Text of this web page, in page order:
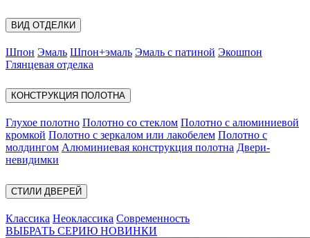
ВИД ОТДЕЛКИ
Шпон Эмаль Шпон+эмаль Эмаль с патиной Экошпон
Глянцевая отделка
КОНСТРУКЦИЯ ПОЛОТНА
Глухое полотно Полотно со стеклом Полотно с алюминиевой
кромкой Полотно с зеркалом или лакобелем Полотно с
молдингом Алюминиевая конструкция полотна Двери-
невидимки
СТИЛИ ДВЕРЕЙ
Классика Неоклассика Современность
ВЫБРАТЬ СЕРИЮ НОВИНКИ